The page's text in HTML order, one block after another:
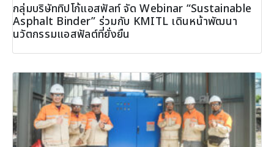
กลุ่มบริษัททิปโก้แอสฟัลท์ จัด Webinar “Sustainable
Asphalt Binder” ร่วมกับ KMITL เดินหน้าพัฒนา
นวัตกรรมแอสฟัลต์ที่ยั่งยืน